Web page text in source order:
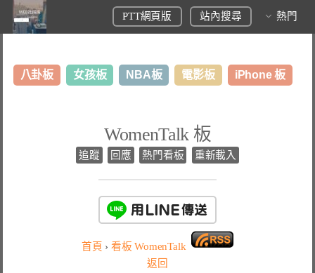
PTT網頁版 站內搜尋 熱門
八卦板 女孩板 NBA板 電影板 iPhone 板
WomenTalk 板
追蹤 回應 熱門看板 重新載入
首頁 › 看板WomenTalk
返回